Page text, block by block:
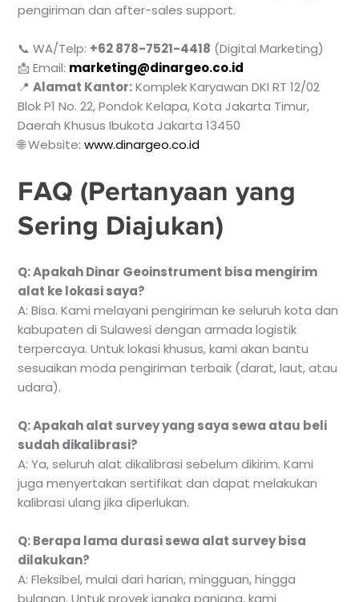
pengiriman dan after-sales support.
📞 WA/Telp: +62 878-7521-4418 (Digital Marketing)
📩 Email: marketing@dinargeo.co.id
📍Alamat Kantor:Komplek Karyawan DKI RT 12/02
Blok P1 No. 22, Pondok Kelapa, Kota Jakarta Timur,
Daerah Khusus Ibukota Jakarta 13450
🌐 Website:www.dinargeo.co.id
FAQ (Pertanyaan yang
Sering Diajukan)
Q: Apakah Dinar Geoinstrument bisa mengirim
alat ke lokasi saya?
A: Bisa. Kami melayani pengiriman ke seluruh kota dan
kabupaten di Sulawesi dengan armada logistik
terpercaya. Untuk lokasi khusus, kami akan bantu
sesuaikan moda pengiriman terbaik (darat, laut, atau
udara).
Q: Apakah alat survey yang saya sewa atau beli
sudah dikalibrasi?
A: Ya, seluruh alat dikalibrasi sebelum dikirim. Kami
juga menyertakan sertifikat dan dapat melakukan
kalibrasi ulang jika diperlukan.
Q: Berapa lama durasi sewa alat survey bisa
dilakukan?
A: Fleksibel, mulai dari harian, mingguan, hingga
bulanan. Untuk proyek jangka panjang, kami